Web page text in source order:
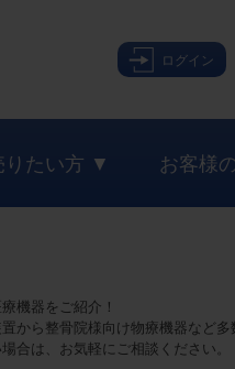
ログイン
りたい方 ▼ お客様
機器をご紹介！
から整骨院様向け物療機器など多
合は、お気軽にご相談ください。